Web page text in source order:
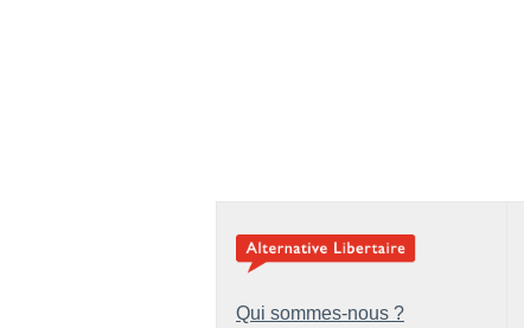
Qui sommes-nous ?